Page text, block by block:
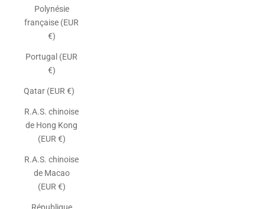
Polynésie
française (EUR
€)
Portugal (EUR
€)
Qatar (EUR €)
R.A.S. chinoise
de Hong Kong
(EUR €)
R.A.S. chinoise
de Macao
(EUR €)